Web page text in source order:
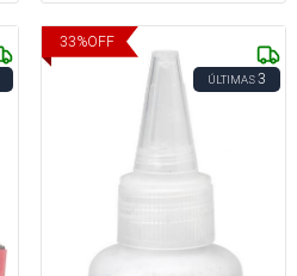
33%OFF
ÚLTIMAS3